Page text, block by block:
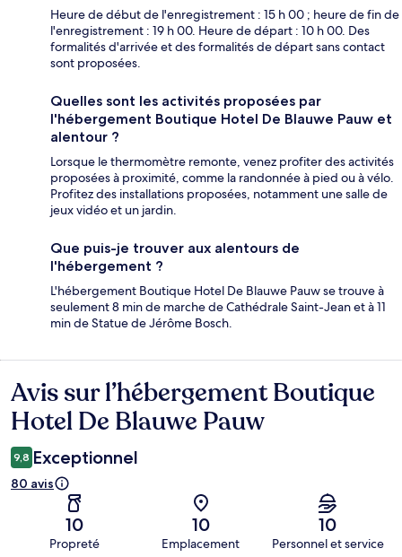
Heure de début de l'enregistrement : 15 h 00 ; heure de fin de
l'enregistrement : 19 h 00. Heure de départ : 10 h 00. Des
formalités d'arrivée et des formalités de départ sans contact
sont proposées.
Quelles sont les activités proposées par
l'hébergement Boutique Hotel De Blauwe Pauw et
alentour ?
Lorsque le thermomètre remonte, venez profiter des activités
proposées à proximité, comme la randonnée à pied ou à vélo.
Profitez des installations proposées, notamment une salle de
jeux vidéo et un jardin.
Que puis-je trouver aux alentours de
l'hébergement ?
L'hébergement Boutique Hotel De Blauwe Pauw se trouve à
seulement 8 min de marche de Cathédrale Saint-Jean et à 11
min de Statue de Jérôme Bosch.
Avis
Avis sur l’hébergement Boutique
Hotel De Blauwe Pauw
9,8 Exceptionnel
80 avis
10
Propreté
10
Emplacement
10
Personnel et service